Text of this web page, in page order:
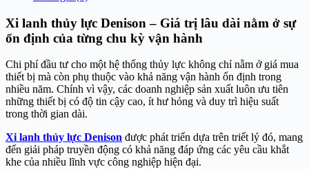
Xi lanh thủy lực Denison – Giá trị lâu dài nằm ở sự
ổn định của từng chu kỳ vận hành
Chi phí đầu tư cho một hệ thống thủy lực không chỉ nằm ở giá mua
thiết bị mà còn phụ thuộc vào khả năng vận hành ổn định trong
nhiều năm. Chính vì vậy, các doanh nghiệp sản xuất luôn ưu tiên
những thiết bị có độ tin cậy cao, ít hư hỏng và duy trì hiệu suất
trong thời gian dài.
Xi lanh thủy lực Denison được phát triển dựa trên triết lý đó, mang
đến giải pháp truyền động có khả năng đáp ứng các yêu cầu khắt
khe của nhiều lĩnh vực công nghiệp hiện đại.